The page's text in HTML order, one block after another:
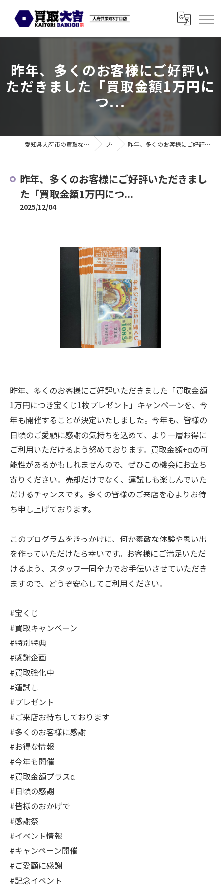
昨年、多くのお客様にご好評い
ただきました「買取金額1万円に
つ...
愛知県大府市の買取なら買取大吉 大府共栄町3丁目店 ブログ 昨年、多くのお客様にご好評いただきました「買取金額1万円につ...
昨年、多くのお客様にご好評いただきまし
た「買取金額1万円につ...
2025/12/04
昨年、多くのお客様にご好評いただきました「買取金額
1万円につき宝くじ1枚プレゼント」キャンペーンを、今
年も開催することが決定いたしました。今年も、皆様の
日頃のご愛顧に感謝の気持ちを込めて、より一層お得に
ご利用いただけるよう努めております。買取金額+αの可
能性があるかもしれませんので、ぜひこの機会にお立ち
寄りください。売却だけでなく、運試しも楽しんでいた
だけるチャンスです。多くの皆様のご来店を心よりお待
ち申し上げております。
このプログラムをきっかけに、何か素敵な体験や思い出
を作っていただけたら幸いです。お客様にご満足いただ
けるよう、スタッフ一同全力でお手伝いさせていただき
ますので、どうぞ安心してご利用ください。
#宝くじ
#買取キャンペーン
#特別特典
#感謝企画
#買取強化中
#運試し
#プレゼント
#ご来店お待ちしております
#多くのお客様に感謝
#お得な情報
#今年も開催
#買取金額プラスα
#日頃の感謝
#皆様のおかげで
#感謝祭
#イベント情報
#キャンペーン開催
#ご愛顧に感謝
#記念イベント